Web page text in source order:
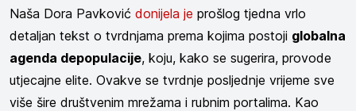
Naša Dora Pavković donijela je prošlog tjedna vrlo
detaljan tekst o tvrdnjama prema kojima postoji globalna
agenda depopulacije, koju, kako se sugerira, provode
utjecajne elite. Ovakve se tvrdnje posljednje vrijeme sve
više šire društvenim mrežama i rubnim portalima. Kao